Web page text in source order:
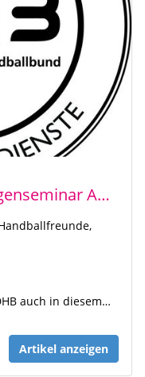
Netzwerktreffen-Freiwilligenseminar Ausschreibungen 2017
auch in diesem…
Artikel anzeigen